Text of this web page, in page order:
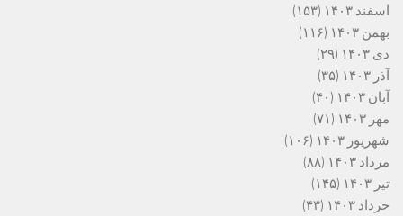
اسفند ۱۴۰۳
(۱۵۳)
بهمن ۱۴۰۳
(۱۱۶)
دی ۱۴۰۳
(۲۹)
آذر ۱۴۰۳
(۳۵)
آبان ۱۴۰۳
(۴۰)
مهر ۱۴۰۳
(۷۱)
شهریور ۱۴۰۳
(۱۰۶)
مرداد ۱۴۰۳
(۸۸)
تیر ۱۴۰۳
(۱۴۵)
خرداد ۱۴۰۳
(۴۳)